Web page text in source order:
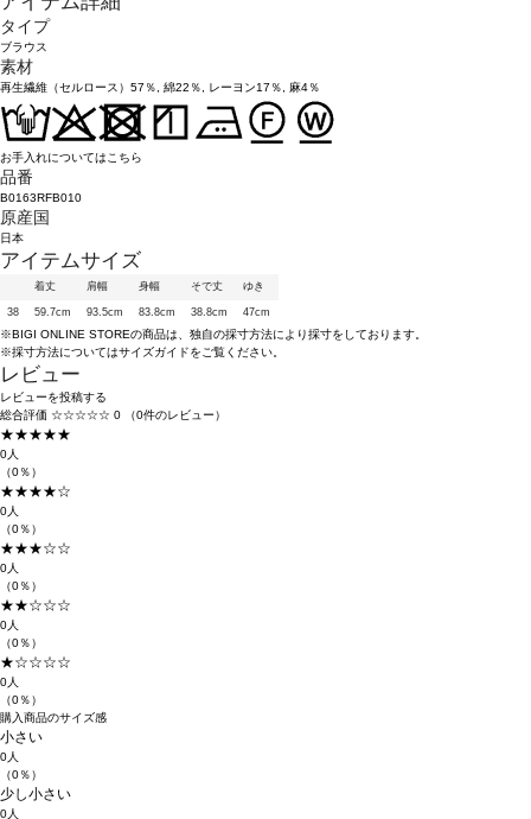
タイプ
ブラウス
素材
再生繊維（セルロース）57％, 綿22％, レーヨン17％, 麻4％
お手入れについてはこちら
品番
B0163RFB010
原産国
日本
アイテムサイズ
着丈 肩幅 身幅 そで丈 ゆき
38 59.7cm 93.5cm 83.8cm 38.8cm 47cm
※BIGI ONLINE STOREの商品は、独自の採寸方法により採寸をしております。
※採寸方法についてはサイズガイドをご覧ください。
レビュー
レビューを投稿する
総合評価 ☆☆☆☆☆ 0 （0件のレビュー）
★★★★★
0人
（0％）
★★★★☆
0人
（0％）
★★★☆☆
0人
（0％）
★★☆☆☆
0人
（0％）
★☆☆☆☆
0人
（0％）
購入商品のサイズ感
小さい
0人
（0％）
少し小さい
0人